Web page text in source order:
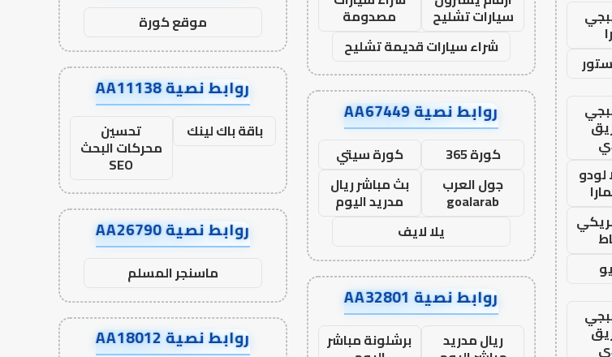
سيارات تشليح
مصدومة
شراء سيارات قديمة تشليح
روابط نصية AA67449
كورة 365
كورة سيتي
جول العرب
goalarab
بث مباشر ريال
مدريد اليوم
يلا لايف
روابط نصية AA32801
ريال مدريد برشلونة مباشر
موقع كورة
روابط نصية AA11138
باقة باك لينك تحسين
محركات البحث
SEO
روابط نصية AA26790
ماسنجر المسلم
روابط نصية AA18012